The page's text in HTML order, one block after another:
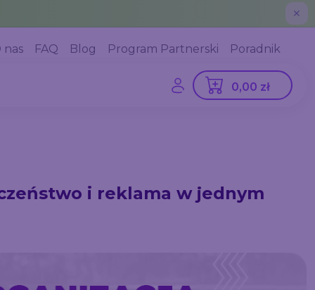
✕
nas FAQ Blog Program Partnerski Poradnik
0,00 zł
i reklama w jednym